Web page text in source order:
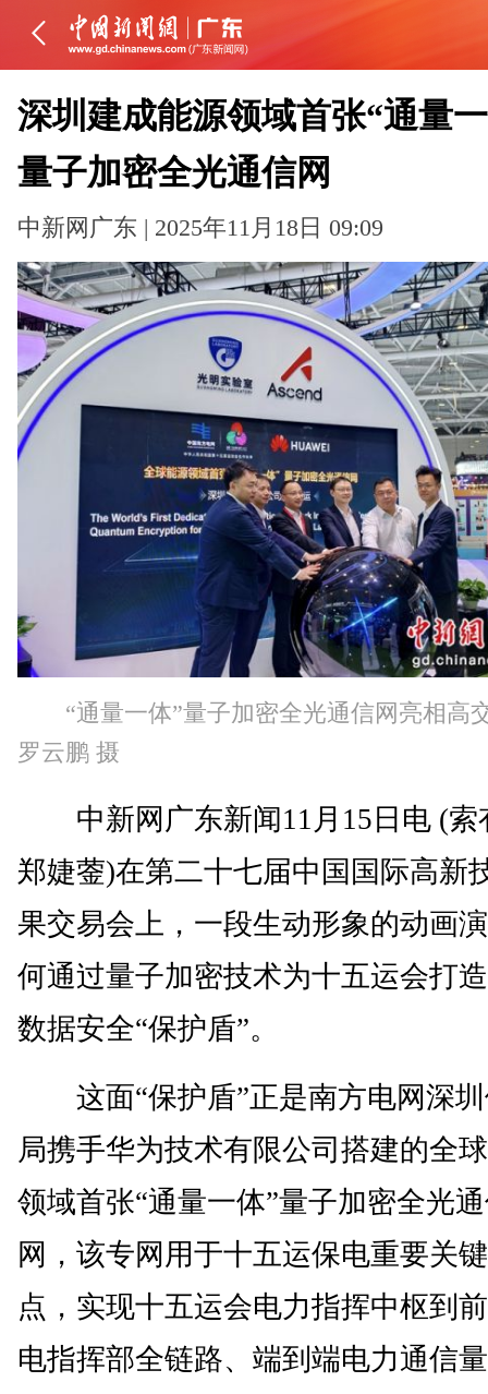
深圳建成能源领域首张“通量
量子加密全光通信网
中新网广东 | 2025年11月18日 09:09
“通量一体”量子加密全光通信网亮相高
罗云鹏 摄
中新网广东新闻11月15日电 (索
郑婕蓥)在第二十七届中国国际高新
果交易会上，一段生动形象的动画
何通过量子加密技术为十五运会打
数据安全“保护盾”。
这面“保护盾”正是南方电网深圳
局携手华为技术有限公司搭建的全
领域首张“通量一体”量子加密全光
网，该专网用于十五运保电重要关
点，实现十五运会电力指挥中枢到
电指挥部全链路、端到端电力通信